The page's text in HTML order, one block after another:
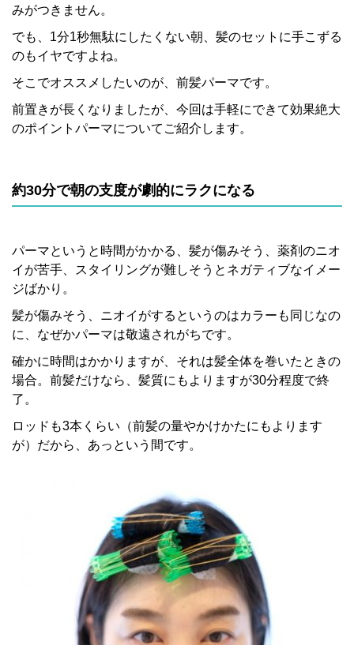
みがつきません。
でも、1分1秒無駄にしたくない朝、髪のセットに手こずる
のもイヤですよね。
そこでオススメしたいのが、前髪パーマです。
前置きが長くなりましたが、今回は手軽にできて効果絶大
のポイントパーマについてご紹介します。
約30分で朝の支度が劇的にラクになる
パーマというと時間がかかる、髪が傷みそう、薬剤のニオ
イが苦手、スタイリングが難しそうとネガティブなイメー
ジばかり。
髪が傷みそう、ニオイがするというのはカラーも同じなの
に、なぜかパーマは敬遠されがちです。
確かに時間はかかりますが、それは髪全体を巻いたときの
場合。前髪だけなら、髪質にもよりますが30分程度で終
了。
ロッドも3本くらい（前髪の量やかけかたにもよります
が）だから、あっという間です。